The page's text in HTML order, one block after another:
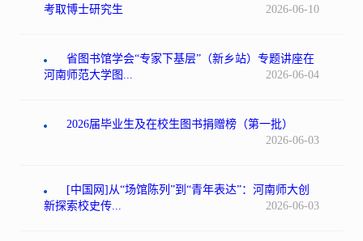
考取博士研究生
2026-06-10
省图书馆学会“专家下基层”（新乡站）专题讲座在
河南师范大学图...
2026-06-04
2026届毕业生及在校生图书捐赠榜（第一批）
2026-06-03
[中国网]从“场馆陈列”到“青年表达”：河南师大创
新探索校史传...
2026-06-03